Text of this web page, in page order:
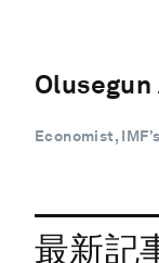
Economist,
最新記